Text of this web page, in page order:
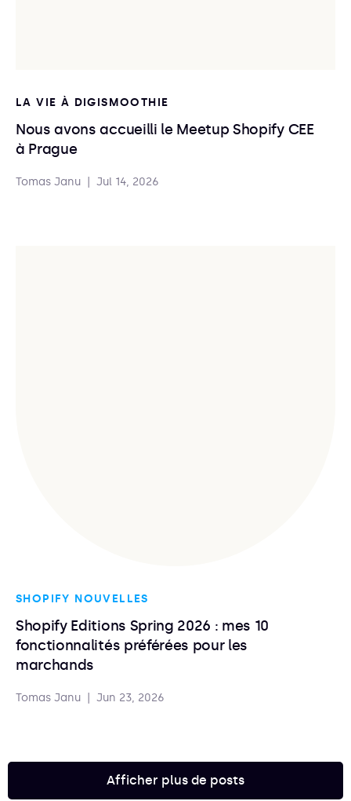
LA VIE À DIGISMOOTHIE
Nous avons accueilli le Meetup Shopify CEE
à Prague
Tomas Janu Jul 14, 2026
SHOPIFY NOUVELLES
Shopify Editions Spring 2026 : mes 10
fonctionnalités préférées pour les
marchands
Tomas Janu Jun 23, 2026
Afficher plus de posts